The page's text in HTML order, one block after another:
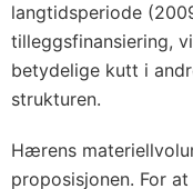
langtidsperiode
tilleggsfinansiering,
betydelige kutt i
strukturen.
Hærens
proposisjonen. For